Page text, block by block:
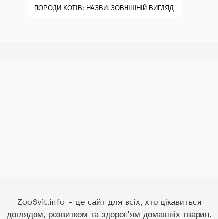
ПОРОДИ КОТІВ: НАЗВИ, ЗОВНІШНІЙ ВИГЛЯД
ZooSvit.info - це сайт для всіх, хто цікавиться
доглядом, розвитком та здоров'ям домашніх тварин.